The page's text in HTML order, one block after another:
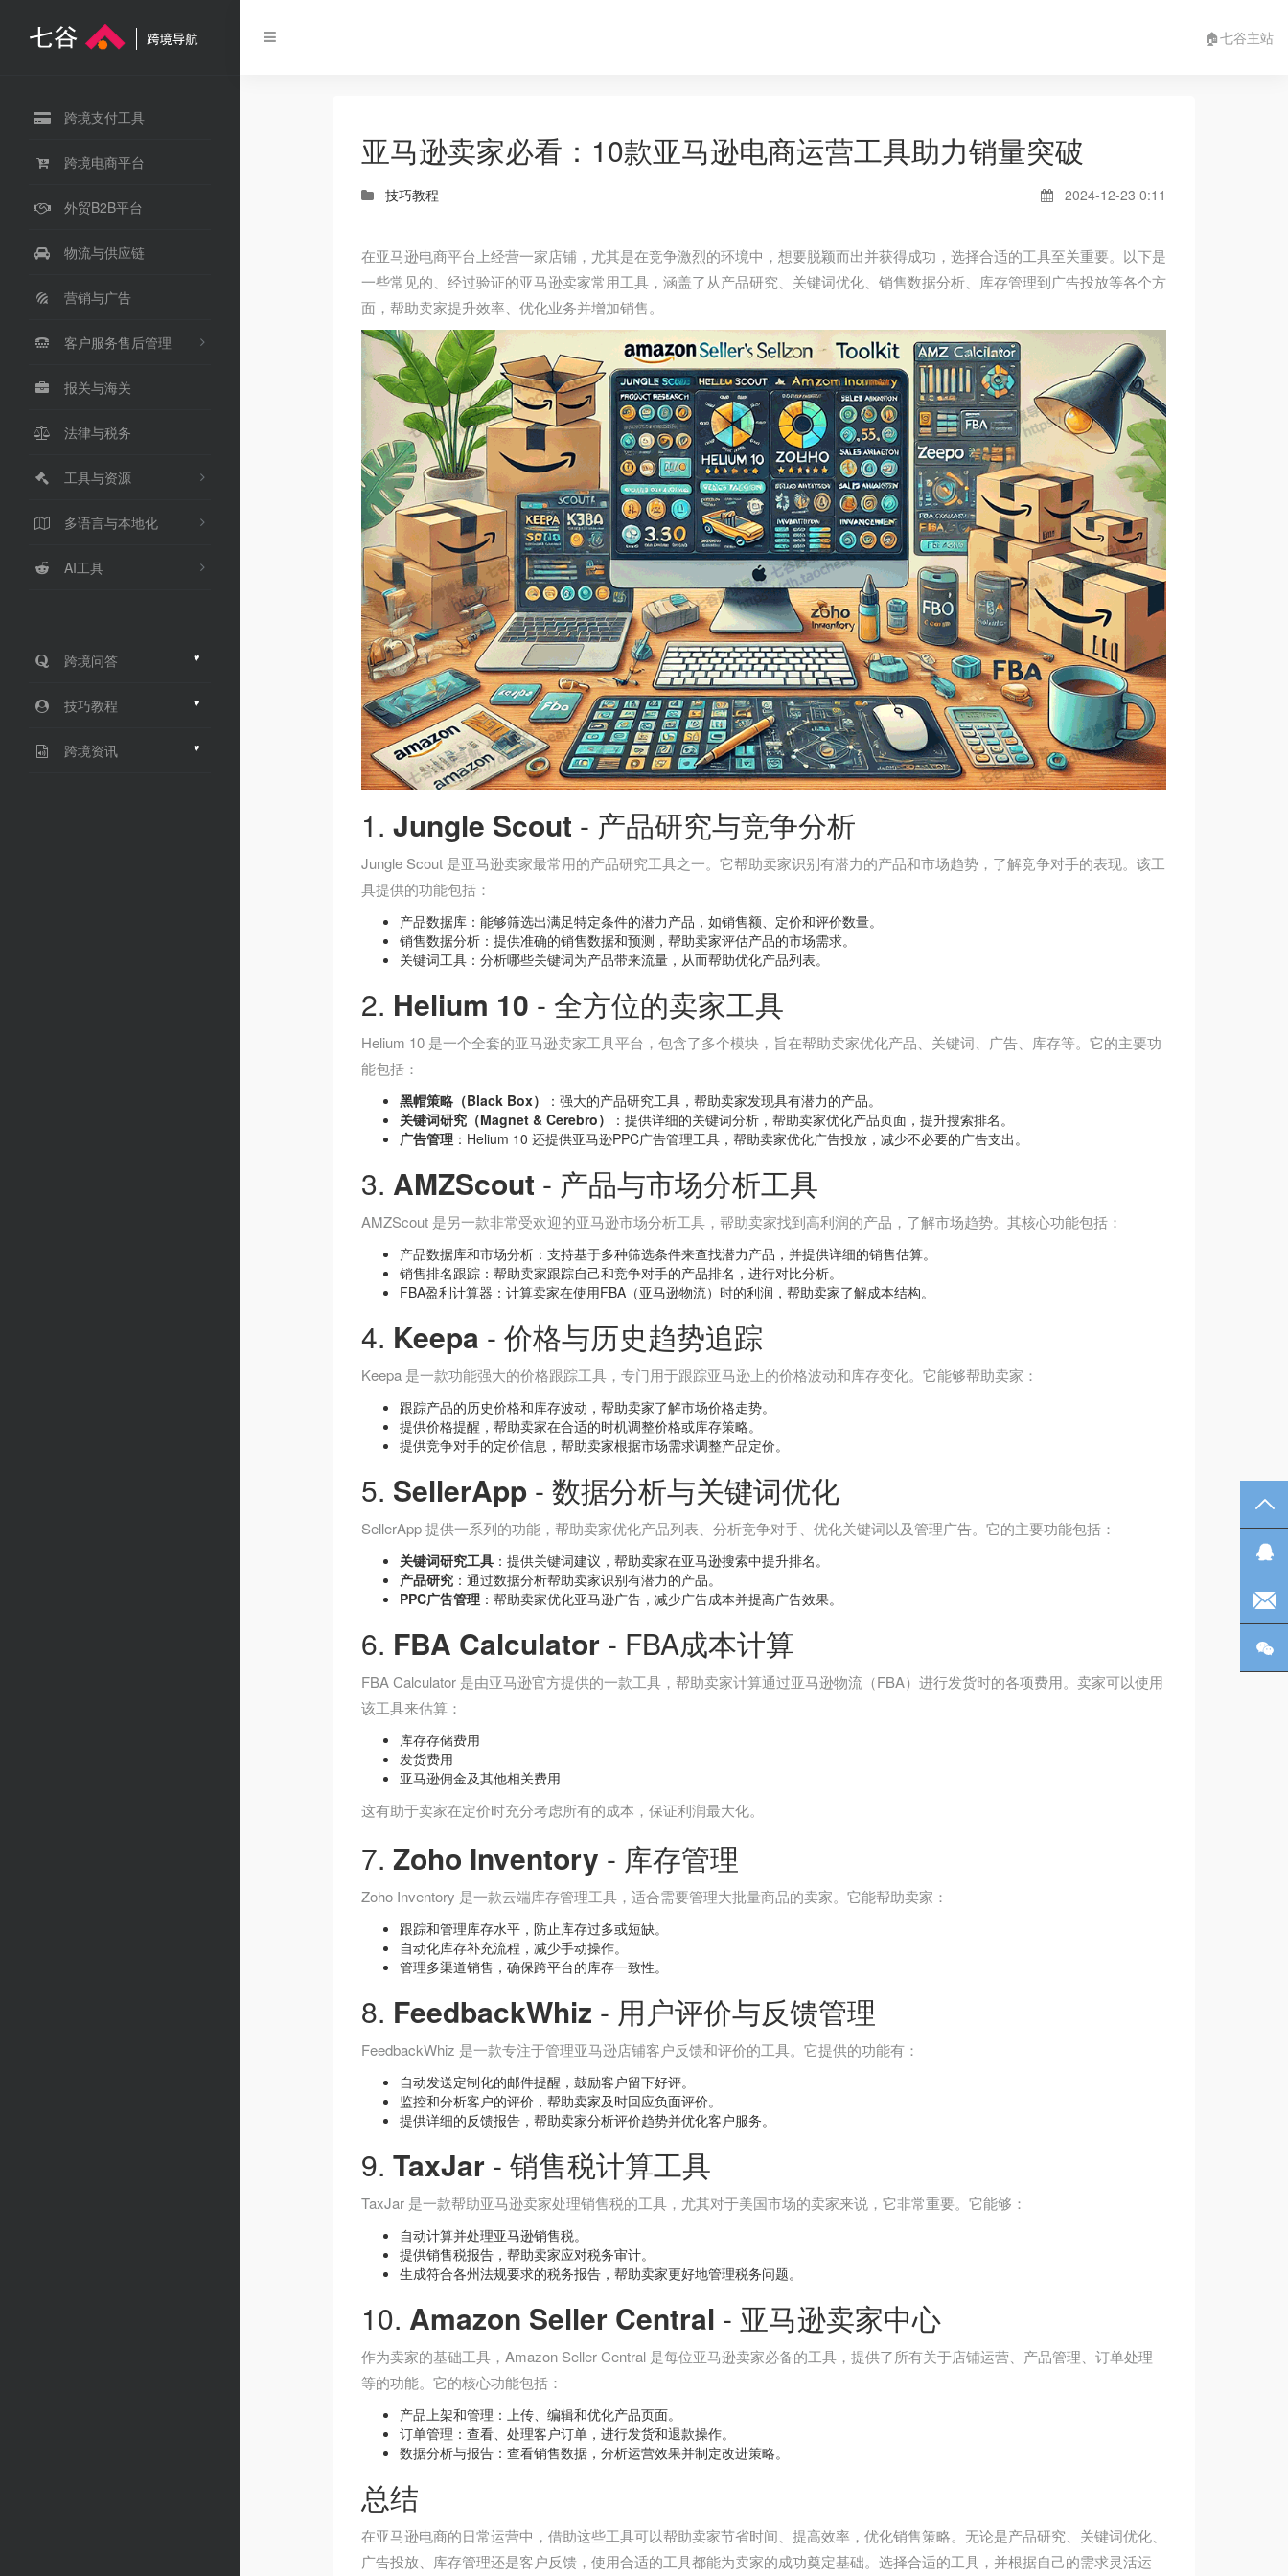
跨境支付工具
跨境电商平台
外贸B2B平台
物流与供应链
营销与广告
客户服务售后管理
报关与海关
法律与税务
工具与资源
多语言与本地化
AI工具
跨境问答 ♥
技巧教程 ♥
跨境资讯 ♥
🏠七谷主站
亚马逊卖家必看：10款亚马逊电商运营工具助力销量突破
技巧教程 2024-12-23 0:11
在亚马逊电商平台上经营一家店铺，尤其是在竞争激烈的环境中，想要脱颖而出并获得成功，选择合适的工具至关重要。以下是
一些常见的、经过验证的亚马逊卖家常用工具，涵盖了从产品研究、关键词优化、销售数据分析、库存管理到广告投放等各个方
面，帮助卖家提升效率、优化业务并增加销售。
1. Jungle Scout - 产品研究与竞争分析
Jungle Scout 是亚马逊卖家最常用的产品研究工具之一。它帮助卖家识别有潜力的产品和市场趋势，了解竞争对手的表现。该工
具提供的功能包括：
产品数据库：能够筛选出满足特定条件的潜力产品，如销售额、定价和评价数量。
销售数据分析：提供准确的销售数据和预测，帮助卖家评估产品的市场需求。
关键词工具：分析哪些关键词为产品带来流量，从而帮助优化产品列表。
2. Helium 10 - 全方位的卖家工具
Helium 10 是一个全套的亚马逊卖家工具平台，包含了多个模块，旨在帮助卖家优化产品、关键词、广告、库存等。它的主要功
能包括：
黑帽策略（Black Box）
：强大的产品研究工具，帮助卖家发现具有潜力的产品。
关键词研究（Magnet & Cerebro）
：提供详细的关键词分析，帮助卖家优化产品页面，提升搜索排名。
广告管理 ：Helium 10 还提供亚马逊PPC广告管理工具，帮助卖家优化广告投放，减少不必要的广告支出。
3. AMZScout - 产品与市场分析工具
AMZScout 是另一款非常受欢迎的亚马逊市场分析工具，帮助卖家找到高利润的产品，了解市场趋势。其核心功能包括：
产品数据库和市场分析：支持基于多种筛选条件来查找潜力产品，并提供详细的销售估算。
销售排名跟踪：帮助卖家跟踪自己和竞争对手的产品排名，进行对比分析。
FBA盈利计算器：计算卖家在使用FBA（亚马逊物流）时的利润，帮助卖家了解成本结构。
4. Keepa - 价格与历史趋势追踪
Keepa 是一款功能强大的价格跟踪工具，专门用于跟踪亚马逊上的价格波动和库存变化。它能够帮助卖家：
跟踪产品的历史价格和库存波动，帮助卖家了解市场价格走势。
提供价格提醒，帮助卖家在合适的时机调整价格或库存策略。
提供竞争对手的定价信息，帮助卖家根据市场需求调整产品定价。
5. SellerApp - 数据分析与关键词优化
SellerApp 提供一系列的功能，帮助卖家优化产品列表、分析竞争对手、优化关键词以及管理广告。它的主要功能包括：
关键词研究工具 ：提供关键词建议，帮助卖家在亚马逊搜索中提升排名。
产品研究 ：通过数据分析帮助卖家识别有潜力的产品。
PPC广告管理 ：帮助卖家优化亚马逊广告，减少广告成本并提高广告效果。
6. FBA Calculator - FBA成本计算
FBA Calculator 是由亚马逊官方提供的一款工具，帮助卖家计算通过亚马逊物流（FBA）进行发货时的各项费用。卖家可以使用
该工具来估算：
库存存储费用
发货费用
亚马逊佣金及其他相关费用
这有助于卖家在定价时充分考虑所有的成本，保证利润最大化。
7. Zoho Inventory - 库存管理
Zoho Inventory 是一款云端库存管理工具，适合需要管理大批量商品的卖家。它能帮助卖家：
跟踪和管理库存水平，防止库存过多或短缺。
自动化库存补充流程，减少手动操作。
管理多渠道销售，确保跨平台的库存一致性。
8. FeedbackWhiz - 用户评价与反馈管理
FeedbackWhiz 是一款专注于管理亚马逊店铺客户反馈和评价的工具。它提供的功能有：
自动发送定制化的邮件提醒，鼓励客户留下好评。
监控和分析客户的评价，帮助卖家及时回应负面评价。
提供详细的反馈报告，帮助卖家分析评价趋势并优化客户服务。
9. TaxJar - 销售税计算工具
TaxJar 是一款帮助亚马逊卖家处理销售税的工具，尤其对于美国市场的卖家来说，它非常重要。它能够：
自动计算并处理亚马逊销售税。
提供销售税报告，帮助卖家应对税务审计。
生成符合各州法规要求的税务报告，帮助卖家更好地管理税务问题。
10. Amazon Seller Central - 亚马逊卖家中心
作为卖家的基础工具，Amazon Seller Central 是每位亚马逊卖家必备的工具，提供了所有关于店铺运营、产品管理、订单处理
等的功能。它的核心功能包括：
产品上架和管理：上传、编辑和优化产品页面。
订单管理：查看、处理客户订单，进行发货和退款操作。
数据分析与报告：查看销售数据，分析运营效果并制定改进策略。
总结
在亚马逊电商的日常运营中，借助这些工具可以帮助卖家节省时间、提高效率，优化销售策略。无论是产品研究、关键词优化、
广告投放、库存管理还是客户反馈，使用合适的工具都能为卖家的成功奠定基础。选择合适的工具，并根据自己的需求灵活运
电
微